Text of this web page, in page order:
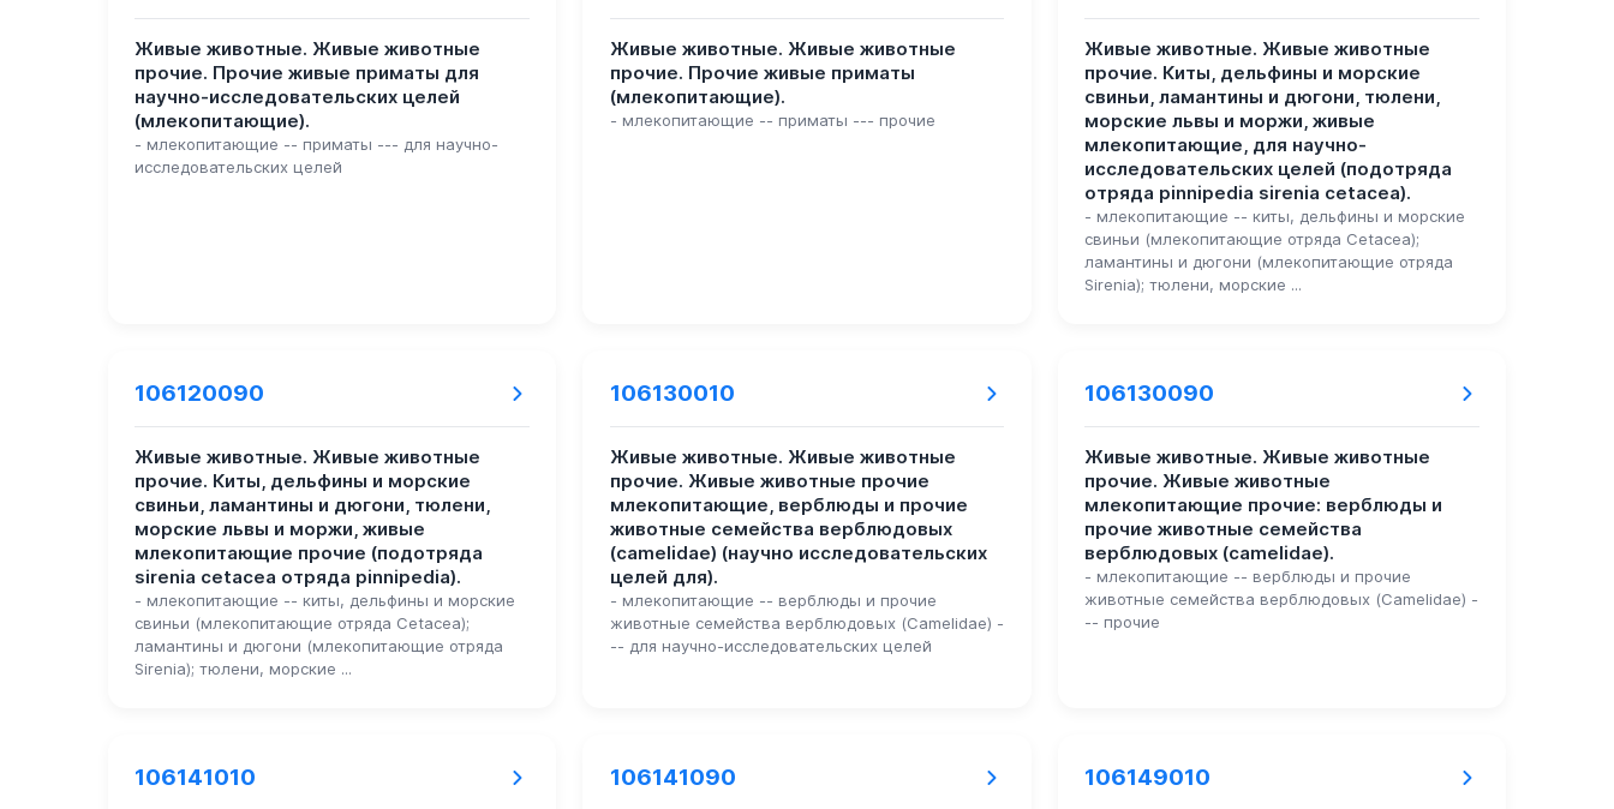
Живые животные. Живые животные
прочие. Прочие живые приматы для
научно-исследовательских целей
(млекопитающие).
- млекопитающие -- приматы --- для научно-
исследовательских целей
Живые животные. Живые животные
прочие. Прочие живые приматы
(млекопитающие).
- млекопитающие -- приматы --- прочие
Живые животные. Живые животные
прочие. Киты, дельфины и морские
свиньи, ламантины и дюгони, тюлени,
морские львы и моржи, живые
млекопитающие, для научно-
исследовательских целей (подотряда
отряда pinnipedia sirenia cetacea).
- млекопитающие -- киты, дельфины и морские
свиньи (млекопитающие отряда Cetacea);
ламантины и дюгони (млекопитающие отряда
Sirenia); тюлени, морские ...
106120090
Живые животные. Живые животные
прочие. Киты, дельфины и морские
свиньи, ламантины и дюгони, тюлени,
морские львы и моржи, живые
млекопитающие прочие (подотряда
sirenia cetacea отряда pinnipedia).
- млекопитающие -- киты, дельфины и морские
свиньи (млекопитающие отряда Cetacea);
ламантины и дюгони (млекопитающие отряда
Sirenia); тюлени, морские ...
106130010
Живые животные. Живые животные
прочие. Живые животные прочие
млекопитающие, верблюды и прочие
животные семейства верблюдовых
(camelidae) (научно исследовательских
целей для).
- млекопитающие -- верблюды и прочие
животные семейства верблюдовых (Camelidae) -
-- для научно-исследовательских целей
106130090
Живые животные. Живые животные
прочие. Живые животные
млекопитающие прочие: верблюды и
прочие животные семейства
верблюдовых (camelidae).
- млекопитающие -- верблюды и прочие
животные семейства верблюдовых (Camelidae) -
-- прочие
106141010 106141090 106149010